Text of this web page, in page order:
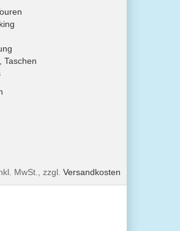
Taschen
MwSt., zzgl. Versandkosten